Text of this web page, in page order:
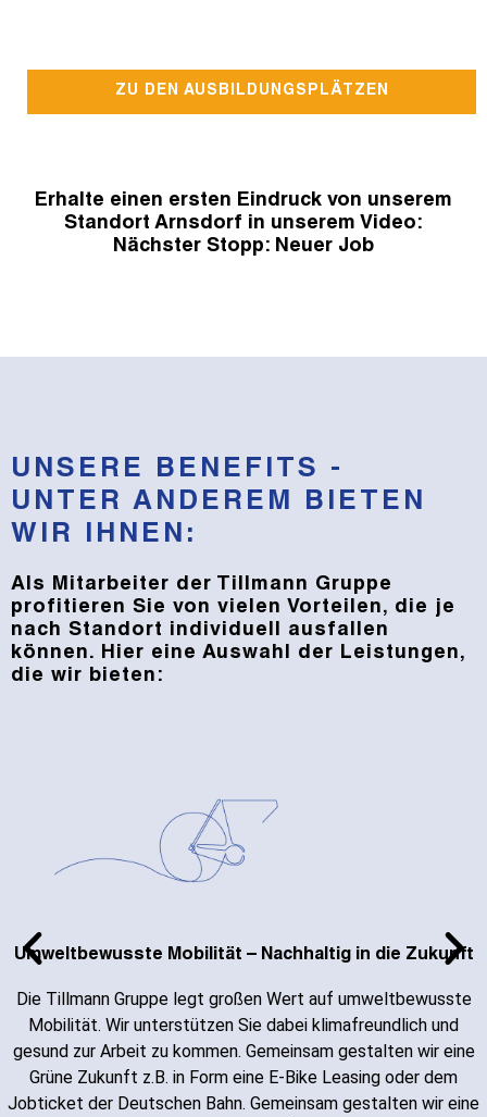
ZU DEN AUSBILDUNGSPLÄTZEN
Erhalte einen ersten Eindruck von unserem
Standort Arnsdorf in unserem Video:
Nächster Stopp: Neuer Job
UNSERE BENEFITS -
UNTER ANDEREM BIETEN
WIR IHNEN:
Als Mitarbeiter der Tillmann Gruppe
profitieren Sie von vielen Vorteilen, die je
nach Standort individuell ausfallen
können. Hier eine Auswahl der Leistungen,
die wir bieten:
Umweltbewusste Mobilität – Nachhaltig in die Zukunft
Die Tillmann Gruppe legt großen Wert auf umweltbewusste
Mobilität. Wir unterstützen Sie dabei klimafreundlich und
gesund zur Arbeit zu kommen. Gemeinsam gestalten wir eine
Grüne Zukunft z.B. in Form eine E-Bike Leasing oder dem
Jobticket der Deutschen Bahn. Gemeinsam gestalten wir eine